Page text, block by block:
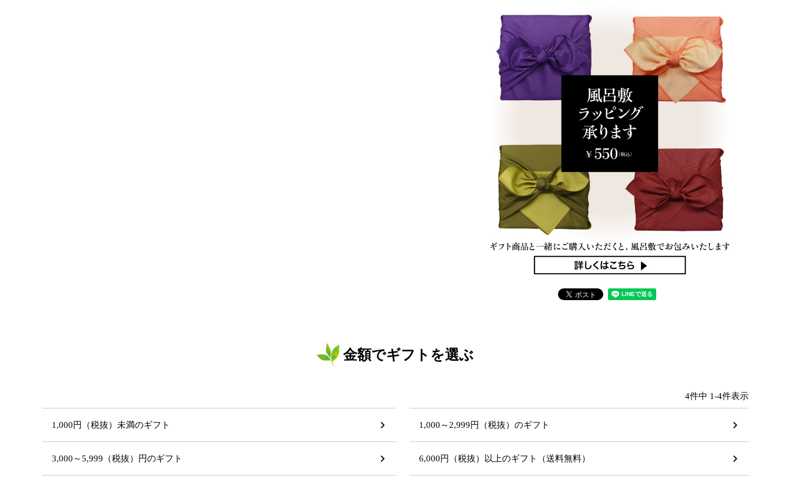
金額でギフトを選ぶ
4件中 1-4件表示
1,000円（税抜）未満のギフト 1,000～2,999円（税抜）のギフト
3,000～5,999（税抜）円のギフト 6,000円（税抜）以上のギフト（送料無料）